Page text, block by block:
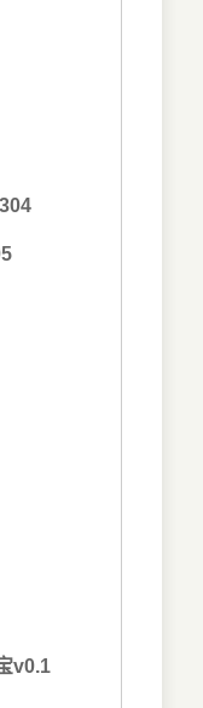
v0.1